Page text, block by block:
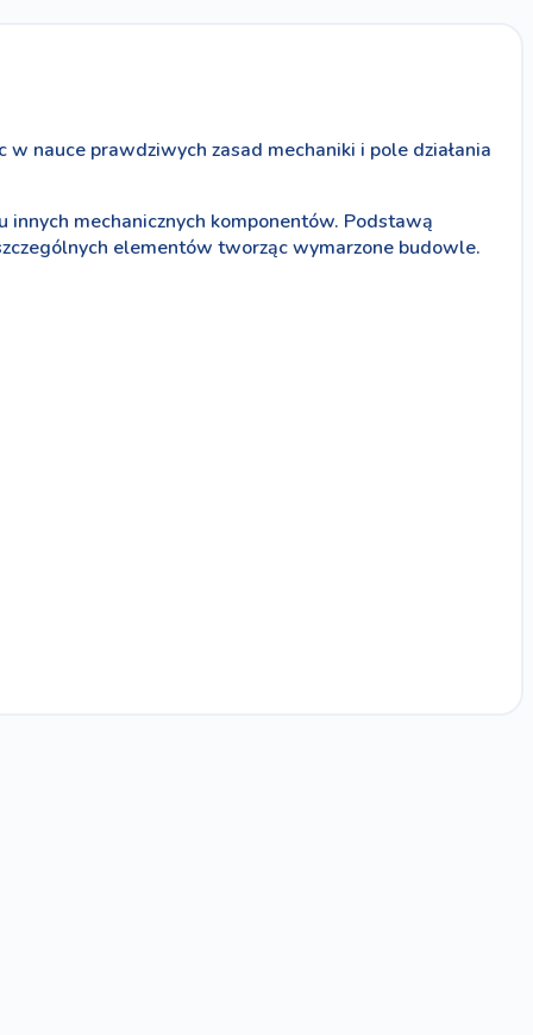
nauce prawdziwych zasad mechaniki i pole działania
mechanicznych komponentów. Podstawą
elementów tworząc wymarzone budowle.